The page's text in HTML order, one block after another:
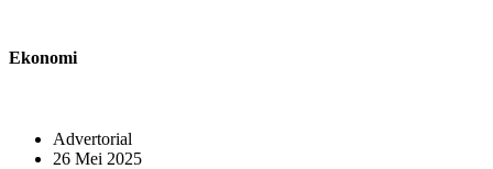
Ekonomi
Advertorial
26 Mei 2025